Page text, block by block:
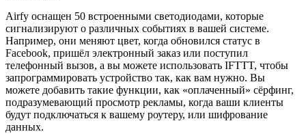
Airfy оснащен 50 встроенными светодиодами, которые
сигнализируют о различных событиях в вашей системе.
Например, они меняют цвет, когда обновился статус в
Facebook, пришёл электронный заказ или поступил
телефонный вызов, а вы можете использовать IFTTT, чтобы
запрограммировать устройство так, как вам нужно. Вы
можете добавить такие функции, как «оплаченный» сёрфинг,
подразумевающий просмотр рекламы, когда ваши клиенты
будут подключаться к вашему роутеру, или шифрование
данных.